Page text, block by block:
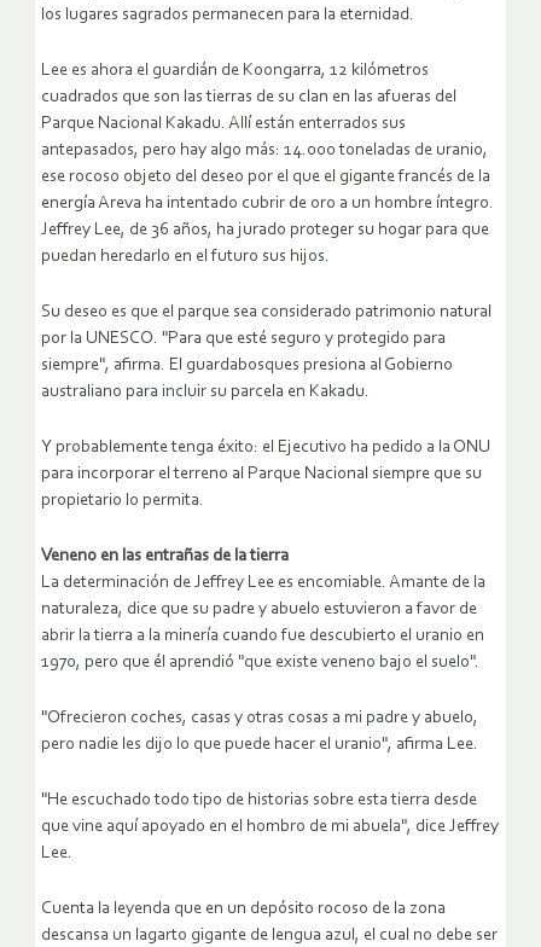
los lugares sagrados permanecen para la eternidad.
Lee es ahora el guardián de Koongarra, 12 kilómetros
cuadrados que son las tierras de su clan en las afueras del
Parque Nacional Kakadu. Allí están enterrados sus
antepasados, pero hay algo más: 14.000 toneladas de uranio,
ese rocoso objeto del deseo por el que el gigante francés de la
energía Areva ha intentado cubrir de oro a un hombre íntegro.
Jeffrey Lee, de 36 años, ha jurado proteger su hogar para que
puedan heredarlo en el futuro sus hijos.
Su deseo es que el parque sea considerado patrimonio natural
por la UNESCO. "Para que esté seguro y protegido para
siempre", afirma. El guardabosques presiona al Gobierno
australiano para incluir su parcela en Kakadu.
Y probablemente tenga éxito: el Ejecutivo ha pedido a la ONU
para incorporar el terreno al Parque Nacional siempre que su
propietario lo permita.
Veneno en las entrañas de la tierra
La determinación de Jeffrey Lee es encomiable. Amante de la
naturaleza, dice que su padre y abuelo estuvieron a favor de
abrir la tierra a la minería cuando fue descubierto el uranio en
1970, pero que él aprendió "que existe veneno bajo el suelo".
"Ofrecieron coches, casas y otras cosas a mi padre y abuelo,
pero nadie les dijo lo que puede hacer el uranio", afirma Lee.
"He escuchado todo tipo de historias sobre esta tierra desde
que vine aquí apoyado en el hombro de mi abuela", dice Jeffrey
Lee.
Cuenta la leyenda que en un depósito rocoso de la zona
descansa un lagarto gigante de lengua azul, el cual no debe ser